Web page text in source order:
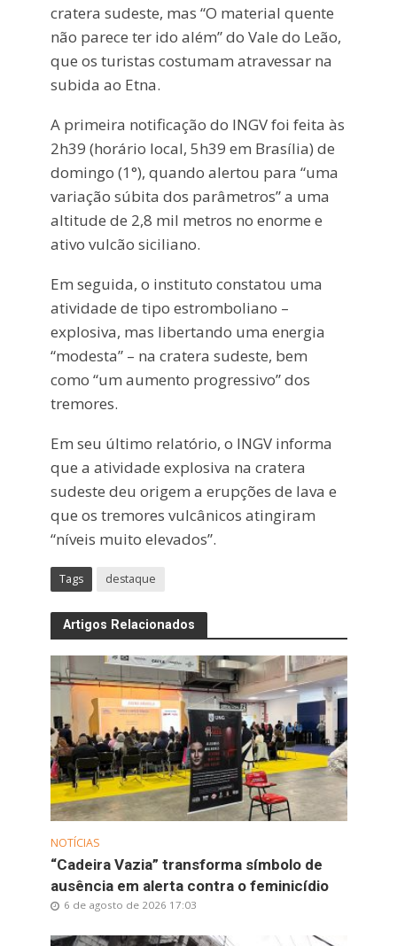
cratera sudeste, mas “O material quente
não parece ter ido além” do Vale do Leão,
que os turistas costumam atravessar na
subida ao Etna.
A primeira notificação do INGV foi feita às
2h39 (horário local, 5h39 em Brasília) de
domingo (1°), quando alertou para “uma
variação súbita dos parâmetros” a uma
altitude de 2,8 mil metros no enorme e
ativo vulcão siciliano.
Em seguida, o instituto constatou uma
atividade de tipo estromboliano –
explosiva, mas libertando uma energia
“modesta” – na cratera sudeste, bem
como “um aumento progressivo” dos
tremores.
Em seu último relatório, o INGV informa
que a atividade explosiva na cratera
sudeste deu origem a erupções de lava e
que os tremores vulcânicos atingiram
“níveis muito elevados”.
Tags destaque
Artigos Relacionados
NOTÍCIAS
“Cadeira Vazia” transforma símbolo de
ausência em alerta contra o feminicídio
6 de agosto de 2026 17:03